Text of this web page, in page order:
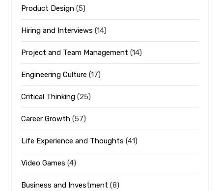
Product Design (5)
Hiring and Interviews (14)
Project and Team Management (14)
Engineering Culture (17)
Critical Thinking (25)
Career Growth (57)
Life Experience and Thoughts (41)
Video Games (4)
Business and Investment (8)